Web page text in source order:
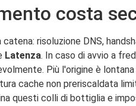
costa
risoluzione DNS,
Latenza. In caso di avvio a
Più l'origine è
cache non preriscaldata
questi colli di bottiglia e